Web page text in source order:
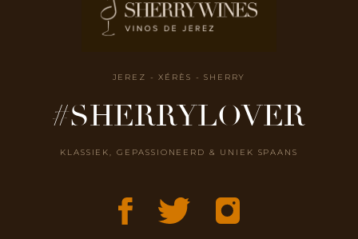
JEREZ - XÉRÈS - SHERRY
#SHERRYLOVER
KLASSIEK, GEPASSIONEERD & UNIEK SPAANS